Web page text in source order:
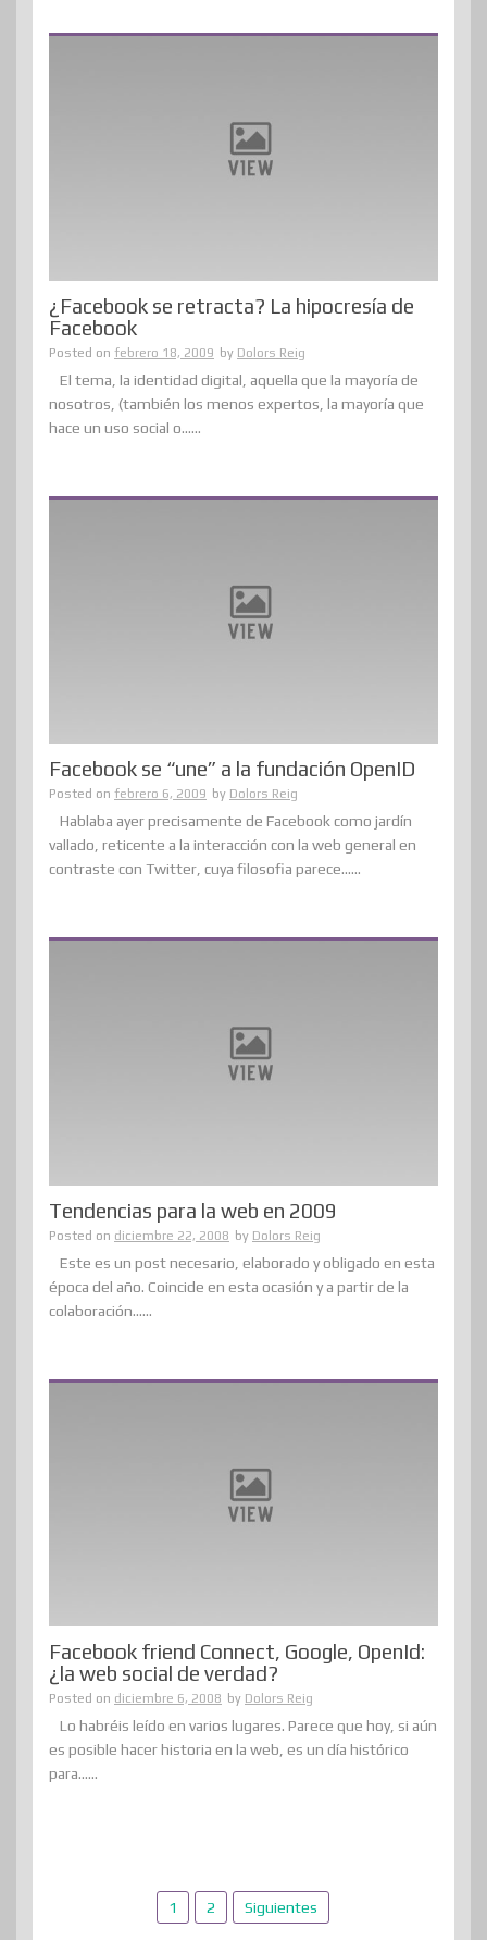
¿Facebook se retracta? La hipocresía de
Facebook
Posted on febrero 18, 2009 by Dolors Reig
El tema, la identidad digital, aquella que la mayoría de
nosotros, (también los menos expertos, la mayoría que
hace un uso social o......
Facebook se “une” a la fundación OpenID
Posted on febrero 6, 2009 by Dolors Reig
Hablaba ayer precisamente de Facebook como jardín
vallado, reticente a la interacción con la web general en
contraste con Twitter, cuya filosofia parece......
Tendencias para la web en 2009
Posted on diciembre 22, 2008 by Dolors Reig
Este es un post necesario, elaborado y obligado en esta
época del año. Coincide en esta ocasión y a partir de la
colaboración......
Facebook friend Connect, Google, OpenId:
¿la web social de verdad?
Posted on diciembre 6, 2008 by Dolors Reig
Lo habréis leído en varios lugares. Parece que hoy, si aún
es posible hacer historia en la web, es un día histórico
para......
Paginación
1 2 Siguientes